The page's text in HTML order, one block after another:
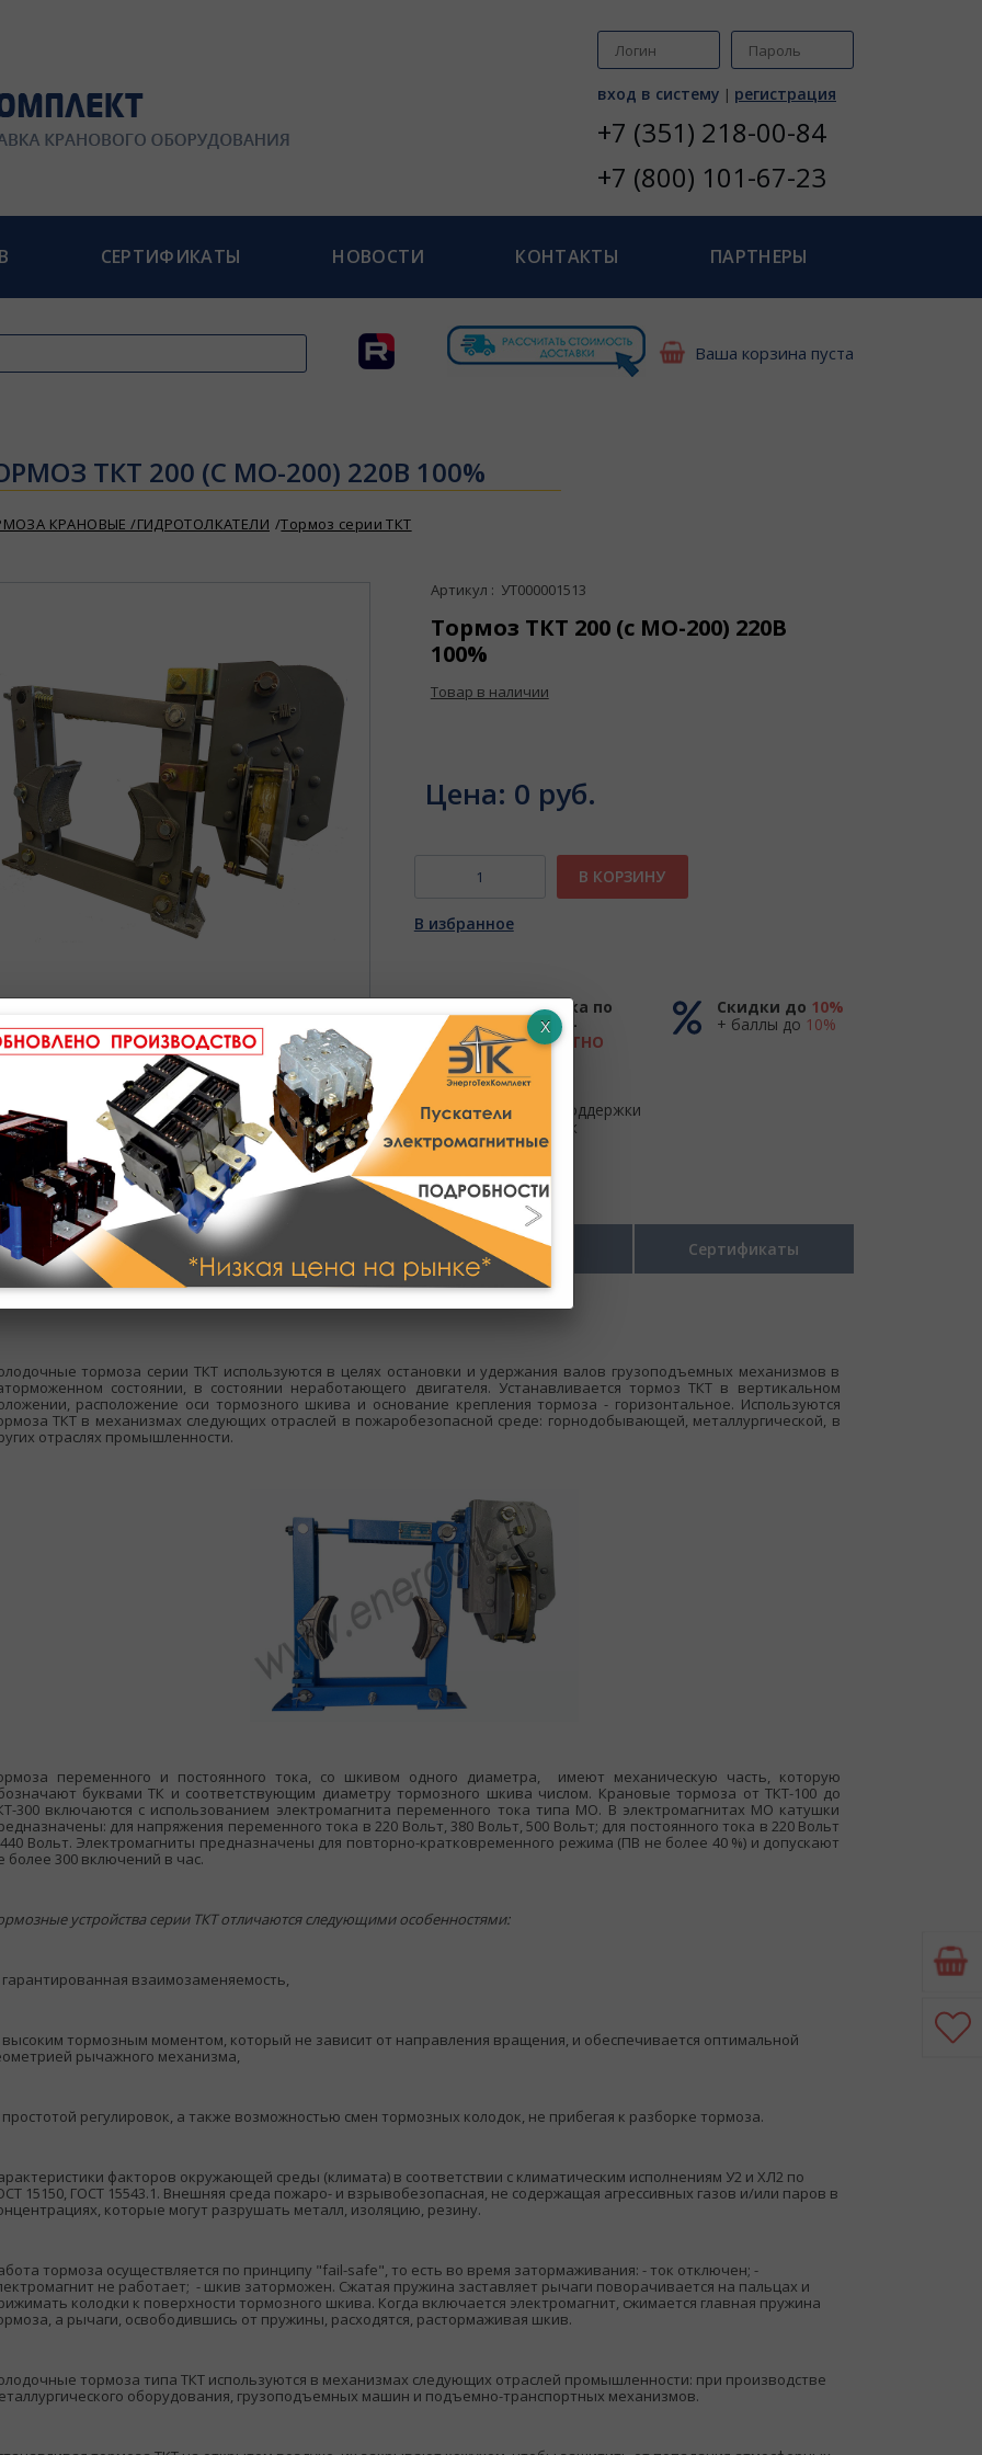
вход в систему | регистрация
+7 (351) 218-00-84
+7 (800) 101-67-23
СЕРТИФИКАТЫ НОВОСТИ КОНТАКТЫ ПАРТНЕРЫ
Ваша корзина пуста
ТКТ 200 (С МО-200) 220В 100%
КРАНОВЫЕ /ГИДРОТОЛКАТЕЛИ Тормоз серии ТКТ
Артикул : УТ000001513
Тормоз ТКТ 200 (с МО-200) 220В
100%
Товар в наличии
Цена: 0 руб.
В КОРЗИНУ
В избранное
Доставка по
России -
БЕСПЛАТНО
до ТК
Скидки до 10%
+ баллы до 10%
Центр поддержки
и продаж
Полное описание Техническое описание Размеры Сертификаты
тормоза серии ТКТ используются в целях остановки и удержания валов грузоподъемных механизмов в
состоянии, в состоянии неработающего двигателя. Устанавливается тормоз ТКТ в вертикальном
расположение оси тормозного шкива и основание крепления тормоза - горизонтальное. Используются
ТКТ в механизмах следующих отраслей в пожаробезопасной среде: горнодобывающей, металлургической, в
отраслях промышленности.
переменного и постоянного тока, со шкивом одного диаметра, имеют механическую часть, которую
буквами ТК и соответствующим диаметру тормозного шкива числом. Крановые тормоза от ТКТ-100 до
300 включаются с использованием электромагнита переменного тока типа МО. В электромагнитах МО катушки
для напряжения переменного тока в 220 Вольт, 380 Вольт, 500 Вольт; для постоянного тока в 220 Вольт
Вольт. Электромагниты предназначены для повторно-кратковременного режима (ПВ не более 40 %) и допускают
более 300 включений в час.
устройства серии ТКТ отличаются следующими особенностями:
гарантированная взаимозаменяемость,
высоким тормозным моментом, который не зависит от направления вращения, и обеспечивается оптимальной
рычажного механизма,
простотой регулировок, а также возможностью смен тормозных колодок, не прибегая к разборке тормоза.
факторов окружающей среды (климата) в соответствии с климатическим исполнениям У2 и ХЛ2 по
15150, ГОСТ 15543.1. Внешняя среда пожаро- и взрывобезопасная, не содержащая агрессивных газов и/или паров в
которые могут разрушать металл, изоляцию, резину.
тормоза осуществляется по принципу "fail-safe", то есть во время затормаживания: - ток отключен; -
не работает; - шкив заторможен. Сжатая пружина заставляет рычаги поворачивается на пальцах и
колодки к поверхности тормозного шкива. Когда включается электромагнит, сжимается главная пружина
а рычаги, освободившись от пружины, расходятся, растормаживая шкив.
тормоза типа ТКТ используются в механизмах следующих отраслей промышленности: при производстве
оборудования, грузоподъемных машин и подъемно-транспортных механизмов.